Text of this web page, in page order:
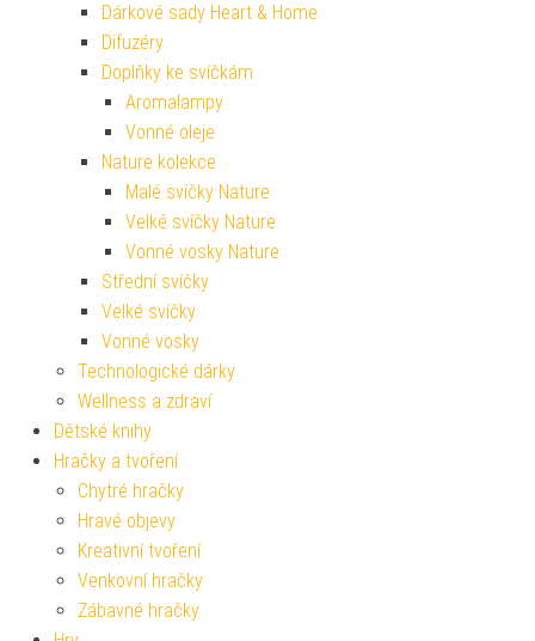
Dárkové sady Heart & Home
Difuzéry
Doplňky ke svíčkám
Aromalampy
Vonné oleje
Nature kolekce
Malé svíčky Nature
Velké svíčky Nature
Vonné vosky Nature
Střední svíčky
Velké svíčky
Vonné vosky
Technologické dárky
Wellness a zdraví
Dětské knihy
Hračky a tvoření
Chytré hračky
Hravé objevy
Kreativní tvoření
Venkovní hračky
Zábavné hračky